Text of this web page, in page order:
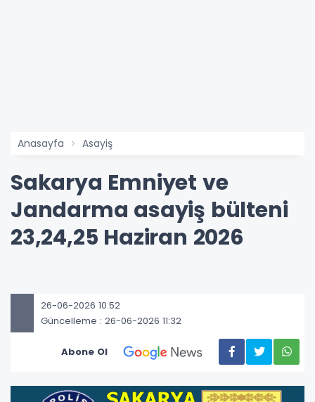
Anasayfa Asayiş
Sakarya Emniyet ve
Jandarma asayiş bülteni
23,24,25 Haziran 2026
26-06-2026 10:52
Güncelleme : 26-06-2026 11:32
Abone Ol